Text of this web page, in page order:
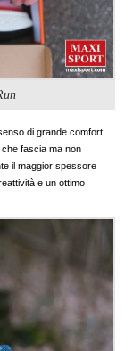
di grande comfort
fascia ma non
il maggior spessore
e un ottimo